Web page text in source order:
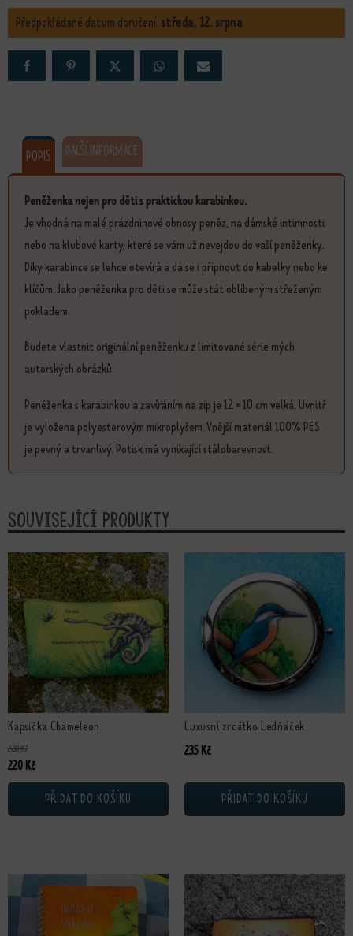
Předpokládané datum doručení:středa, 12. srpna
POPIS DALŠÍ INFORMACE
Peněženka nejen pro děti s praktickou karabinkou.
Je vhodná na malé prázdninové obnosy peněz, na dámské intimnosti
nebo na klubové karty, které se vám už nevejdou do vaší peněženky.
Díky karabince se lehce otevírá a dá se i připnout do kabelky nebo ke
klíčům. Jako peněženka pro děti se může stát oblíbeným střeženým
pokladem.
Budete vlastnit originální peněženku z limitované série mých
autorských obrázků.
Peněženka s karabinkou a zavíráním na zip je 12 × 10 cm velká. Uvnitř
je vyložena polyesterovým mikroplyšem. Vnější materiál 100% PES
je pevný a trvanlivý. Potisk má vynikající stálobarevnost.
Související produkty
Kapsička Chameleon
280Kč
Původní cena byla: 280 Kč.
220 KčAktuální cena je: 220 Kč.
PŘIDAT DO KOŠÍKU
Luxusní zrcátko Ledňáček
235 Kč
PŘIDAT DO KOŠÍKU